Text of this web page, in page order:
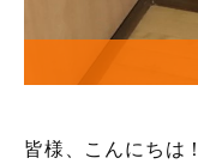
皆様、こんにちは！